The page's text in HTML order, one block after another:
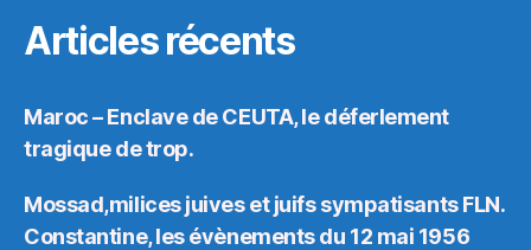
Articles récents
Maroc – Enclave de CEUTA, le déferlement
tragique de trop.
Mossad,milices juives et juifs sympatisants FLN.
Constantine, les évènements du 12 mai 1956